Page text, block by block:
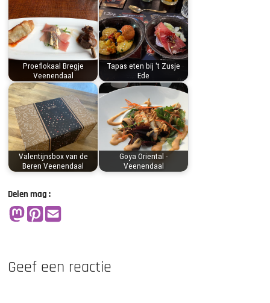
Proeflokaal Bregje
Veenendaal
Tapas eten bij 't Zusje
Ede
Valentijnsbox van de
Beren Veenendaal
Goya Oriental -
Veenendaal
Delen mag :
Geef een reactie